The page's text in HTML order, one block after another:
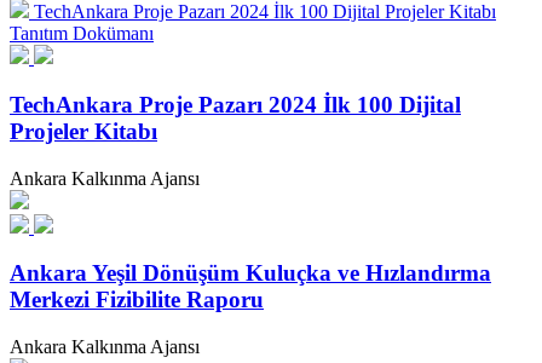
TechAnkara Proje Pazarı 2024 İlk 100 Dijital Projeler Kitabı
Tanıtım Dokümanı
TechAnkara Proje Pazarı 2024 İlk 100 Dijital
Projeler Kitabı
Ankara Kalkınma Ajansı
Ankara Yeşil Dönüşüm Kuluçka ve Hızlandırma
Merkezi Fizibilite Raporu
Ankara Kalkınma Ajansı